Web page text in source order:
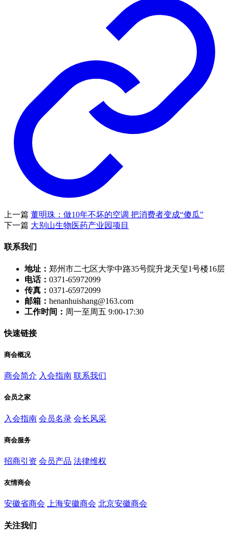
上一篇 董明珠：做10年不坏的空调 把消费者变成“傻瓜”
下一篇 大别山生物医药产业园项目
联系我们
地址： 郑州市二七区大学中路35号院升龙天玺1号楼16层
电话： 0371-65972099
传真： 0371-65972099
邮箱： henanhuishang@163.com
工作时间： 周一至周五 9:00-17:30
快速链接
商会概况
商会简介 入会指南 联系我们
会员之家
入会指南 会员名录 会长风采
商会服务
招商引资 会员产品 法律维权
友情商会
安徽省商会 上海安徽商会 北京安徽商会
关注我们